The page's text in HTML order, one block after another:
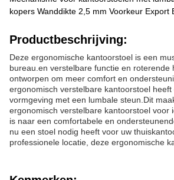
kopers Wanddikte 2,5 mm Voorkeur Export
Productbeschrijving:
Deze ergonomische kantoorstoel is een
bureau.en verstelbare functie en roterende
ontworpen om meer comfort en
ergonomisch verstelbare kantoorstoel heeft
vormgeving met een lumbale steun.Dit
ergonomisch verstelbare kantoorstoel voor
is naar een comfortabele en
nu een stoel nodig heeft voor uw
professionele locatie, deze ergonomische